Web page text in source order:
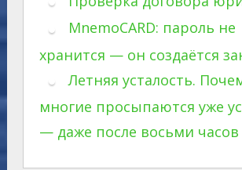
MnemoCARD: пароль не
хранится — он создаётся
Летняя усталость.
многие просыпаются уже
— даже после восьми часов